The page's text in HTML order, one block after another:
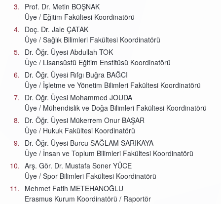
Prof. Dr. Metin BOŞNAK
Üye / Eğitim Fakültesi Koordinatörü
Doç. Dr. Jale ÇATAK
Üye / Sağlık Bilimleri Fakültesi Koordinatörü
Dr. Öğr. Üyesi Abdullah TOK
Üye / Lisansüstü Eğitim Enstitüsü Koordinatörü
Dr. Öğr. Üyesi Rıfgı Buğra BAĞCI
Üye / İşletme ve Yönetim Bilimleri Fakültesi Koordinatörü
Dr. Öğr. Üyesi Mohammed JOUDA
Üye / Mühendislik ve Doğa Bilimleri Fakültesi Koordinatörü
Dr. Öğr. Üyesi Mükerrem Onur BAŞAR
Üye / Hukuk Fakültesi Koordinatörü
Dr. Öğr. Üyesi Burcu SAĞLAM SARIKAYA
Üye / İnsan ve Toplum Bilimleri Fakültesi Koordinatörü
Arş. Gör. Dr. Mustafa Soner YÜCE
Üye / Spor Bilimleri Fakültesi Koordinatörü
Mehmet Fatih METEHANOĞLU
Erasmus Kurum Koordinatörü / Raportör